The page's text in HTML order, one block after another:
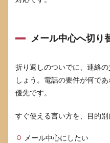
メール中心へ切り
折り返しのついでに、連絡
しょう。電話の要件が何で
優先です。
すぐ使える言い方を、目的別
メール中心にしたい